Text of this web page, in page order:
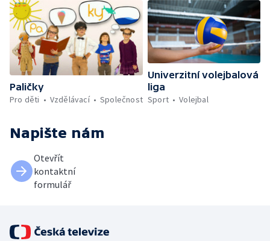
Paličky
Pro děti
Vzdělávací Společnost
Univerzitní volejbalová
liga
Sport
Volejbal
Napište nám
Otevřít
kontaktní
formulář